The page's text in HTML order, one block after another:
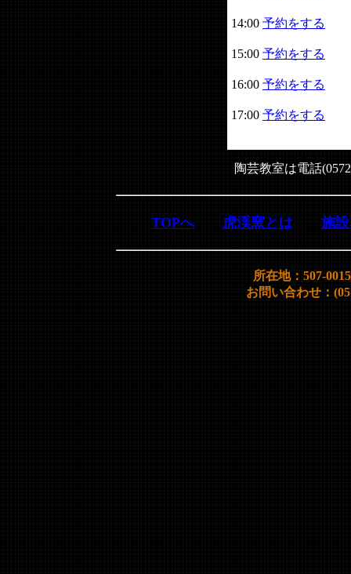
14:00 予約をする
15:00 予約をする
16:00 予約をする
17:00 予約をする
陶芸教室は電話
TOPへ 虎渓窯とは 施
所在地：507-
お問い合わせ：